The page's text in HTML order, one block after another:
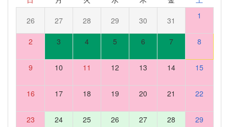
26 27 28 29 30 31 1
2 3 4 5 6 7 8
9 10 11 12 13 14 15
16 17 18 19 20 21 22
23 24 25 26 27 28 29